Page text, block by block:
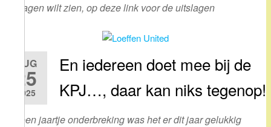
uitslagen wilt zien, op deze link voor de uitslagen
AUG
25
2025
En iedereen doet mee bij de
KPJ…, daar kan niks tegenop!
Na een jaartje onderbreking was het er dit jaar gelukkig